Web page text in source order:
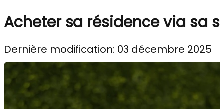
Acheter sa résidence via sa
Dernière modification: 03 décembre 2025